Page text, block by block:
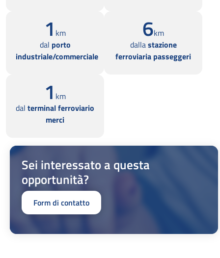
1 km
dal porto
industriale/commerciale
6km
dallastazione
ferroviaria passeggeri
1 km
dal terminal ferroviario
merci
Sei interessato a questa
opportunità?
Form di contatto